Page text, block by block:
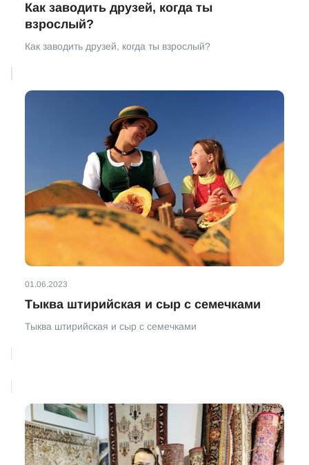
Как заводить друзей, когда ты
взрослый?
Как заводить друзей, когда ты взрослый?
01.06.2023
Тыква штирийская и сыр с семечками
Тыква штирийская и сыр с семечками